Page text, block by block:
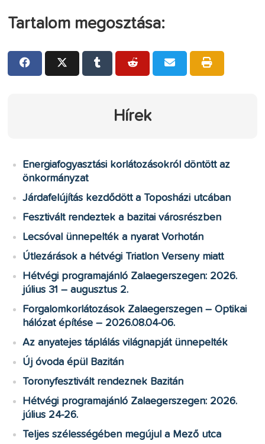
Tartalom megosztása:
Hírek
Energiafogyasztási korlátozásokról döntött az
önkormányzat
Járdafelújítás kezdődött a Toposházi utcában
Fesztivált rendeztek a bazitai városrészben
Lecsóval ünnepelték a nyarat Vorhotán
Útlezárások a hétvégi Triatlon Verseny miatt
Hétvégi programajánló Zalaegerszegen: 2026.
július 31 – augusztus 2.
Forgalomkorlátozások Zalaegerszegen – Optikai
hálózat építése – 2026.08.04-06.
Az anyatejes táplálás világnapját ünnepelték
Új óvoda épül Bazitán
Toronyfesztivált rendeznek Bazitán
Hétvégi programajánló Zalaegerszegen: 2026.
július 24-26.
Teljes szélességében megújul a Mező utca